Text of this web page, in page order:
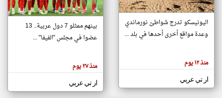
تغيير الدولة
اخبار جزر القمر على مدار الساعة
أهم اخبار جزر القمر العاجلة والمباشرة
هنا عن
وجهة
كاتبيها.
اليونيسكو تدرج شواطئ نورماندي
وعدة مواقع أخرى أحدها في بلد ...
منذ ١٢ يوم
ار تي عربي
بينهم ممثلو 7 دول عربية.. 13
عضوا في مجلس "الفيفا" ...
منذ ٢٧ يوم
ار تي عربي
klyoum.com